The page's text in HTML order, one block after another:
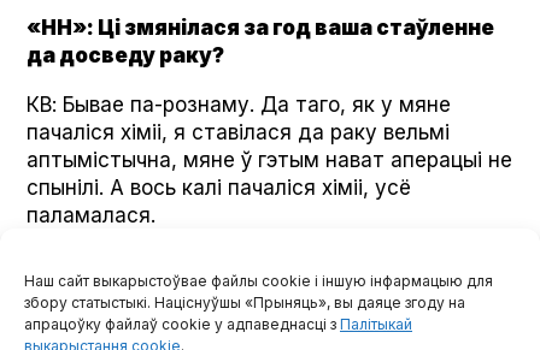
Наш сайт выкарыстоўвае файлы cookie і іншую інфармацыю для
збору статыстыкі. Націснуўшы «Прыняць», вы даяце згоду на
апрацоўку файлаў cookie у адпаведнасці з Палітыкай
выкарыстання cookie.
«НН»: Ці змянілася за год ваша стаўленне
да досведу раку?
КВ: Бывае па-рознаму. Да таго, як у мяне
пачаліся хіміі, я ставілася да раку вельмі
аптымістычна, мяне ў гэтым нават аперацыі не
спынілі. А вось калі пачаліся хіміі, усё
паламалася.
Магу радавацца, што я гэта ўсё-ткі перажыла,
што ў мяне цяпер у грудзях усё чыста. А праз